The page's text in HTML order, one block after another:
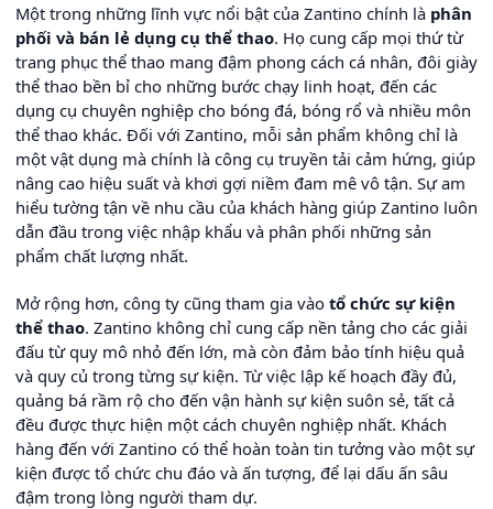
Một trong những lĩnh vực nổi bật của Zantino chính là phân
phối và bán lẻ dụng cụ thể thao. Họ cung cấp mọi thứ từ
trang phục thể thao mang đậm phong cách cá nhân, đôi giày
thể thao bền bỉ cho những bước chạy linh hoạt, đến các
dụng cụ chuyên nghiệp cho bóng đá, bóng rổ và nhiều môn
thể thao khác. Đối với Zantino, mỗi sản phẩm không chỉ là
một vật dụng mà chính là công cụ truyền tải cảm hứng, giúp
nâng cao hiệu suất và khơi gợi niềm đam mê vô tận. Sự am
hiểu tường tận về nhu cầu của khách hàng giúp Zantino luôn
dẫn đầu trong việc nhập khẩu và phân phối những sản
phẩm chất lượng nhất.
Mở rộng hơn, công ty cũng tham gia vào tổ chức sự kiện
thể thao. Zantino không chỉ cung cấp nền tảng cho các giải
đấu từ quy mô nhỏ đến lớn, mà còn đảm bảo tính hiệu quả
và quy củ trong từng sự kiện. Từ việc lập kế hoạch đầy đủ,
quảng bá rầm rộ cho đến vận hành sự kiện suôn sẻ, tất cả
đều được thực hiện một cách chuyên nghiệp nhất. Khách
hàng đến với Zantino có thể hoàn toàn tin tưởng vào một sự
kiện được tổ chức chu đáo và ấn tượng, để lại dấu ấn sâu
đậm trong lòng người tham dự.